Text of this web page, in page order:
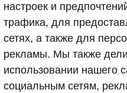
настроек и
трафика, для
сетях, а также для
рекламы. Мы также
использовании нашего
социальным сетям,